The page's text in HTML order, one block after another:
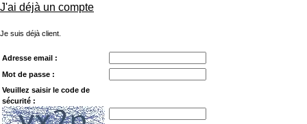
J'ai déjà un compte
Je suis déjà client.
Adresse email :
Mot de passe :
Veuillez saisir le code de
sécurité :